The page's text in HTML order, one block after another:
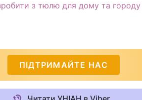
з тюлю для дому та городу
ПІДТРИМАЙТЕ НАС